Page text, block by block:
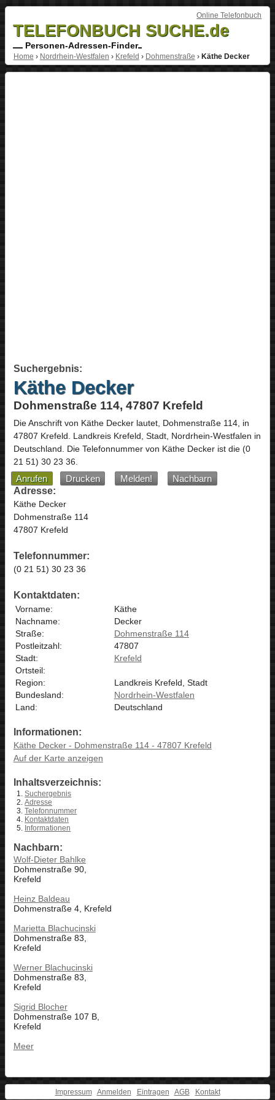
Online Telefonbuch
TELEFONBUCH SUCHE.de
Personen-Adressen-Finder
Home › Nordrhein-Westfalen › Krefeld › Dohmenstraße › Käthe Decker
Suchergebnis:
Käthe Decker
Dohmenstraße 114, 47807 Krefeld
Die Anschrift von Käthe Deckerlautet, Dohmenstraße 114, in
47807 Krefeld. Landkreis Krefeld, Stadt, Nordrhein-Westfalen in
Deutschland. Die Telefonnummer von Käthe Decker ist die (0
21 51) 30 23 36.
Anrufen Drucken Melden!
Nachbarn
Adresse:
Käthe Decker
Dohmenstraße 114
47807 Krefeld
Telefonnummer:
(0 21 51) 30 23 36
Kontaktdaten:
Vorname:
Käthe
Nachname:
Decker
Straße:
Dohmenstraße 114
Postleitzahl:
47807
Stadt:
Krefeld
Ortsteil:
Region:
Landkreis Krefeld, Stadt
Bundesland:
Nordrhein-Westfalen
Land:
Deutschland
Informationen:
Käthe Decker - Dohmenstraße 114 - 47807 Krefeld
Auf der Karte anzeigen
Inhaltsverzeichnis:
Suchergebnis
Adresse
Telefonnummer
Kontaktdaten
Informationen
Nachbarn:
Wolf-Dieter Bahlke
Dohmenstraße 90,
Krefeld
Heinz Baldeau
Dohmenstraße 4, Krefeld
Marietta Blachucinski
Dohmenstraße 83,
Krefeld
Werner Blachucinski
Dohmenstraße 83,
Krefeld
Sigrid Blocher
Dohmenstraße 107 B,
Krefeld
Meer
Impressum Anmelden Eintragen AGB Kontakt